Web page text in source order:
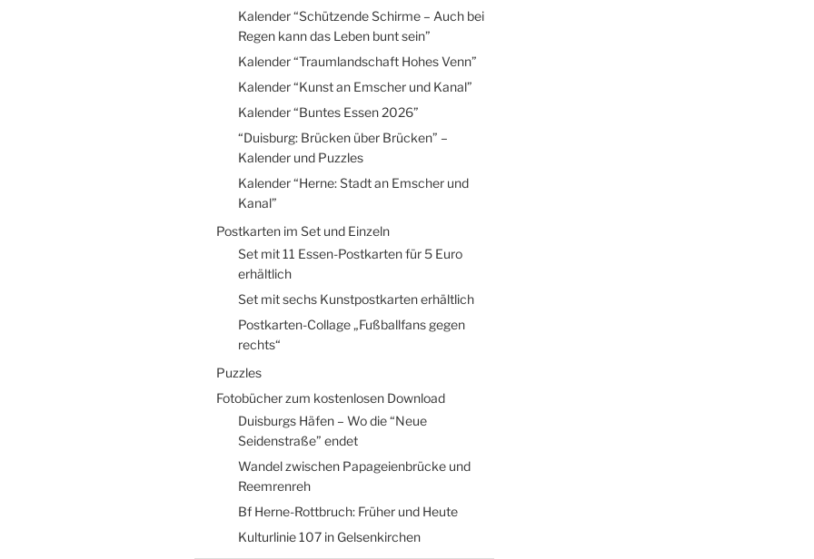
Kalender “Schützende Schirme – Auch bei
Regen kann das Leben bunt sein”
Kalender “Traumlandschaft Hohes Venn”
Kalender “Kunst an Emscher und Kanal”
Kalender “Buntes Essen 2026”
“Duisburg: Brücken über Brücken” –
Kalender und Puzzles
Kalender “Herne: Stadt an Emscher und
Kanal”
Postkarten im Set und Einzeln
Set mit 11 Essen-Postkarten für 5 Euro
erhältlich
Set mit sechs Kunstpostkarten erhältlich
Postkarten-Collage „Fußballfans gegen
rechts“
Puzzles
Fotobücher zum kostenlosen Download
Duisburgs Häfen – Wo die “Neue
Seidenstraße” endet
Wandel zwischen Papageienbrücke und
Reemrenreh
Bf Herne-Rottbruch: Früher und Heute
Kulturlinie 107 in Gelsenkirchen